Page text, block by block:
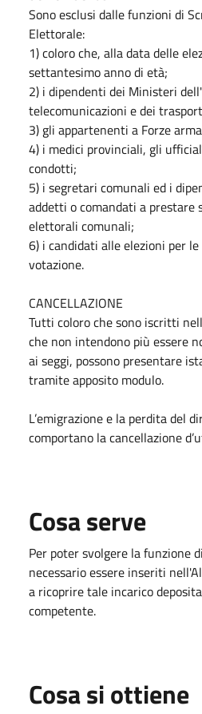
Sono esclusi dalle funzioni di
Elettorale:
1) coloro che, alla data delle
settantesimo anno di età;
2) i dipendenti dei Ministeri
telecomunicazioni e dei
3) gli appartenenti a Forze
4) i medici provinciali, gli
condotti;
5) i segretari comunali ed i
addetti o comandati a prestare
elettorali comunali;
6) i candidati alle elezioni per
votazione.
CANCELLAZIONE
Tutti coloro che sono iscritti
che non intendono più essere
ai seggi, possono presentare
tramite apposito modulo.
L’emigrazione e la perdita del
comportano la cancellazione
Cosa serve
Per poter svolgere la funzione
necessario essere inseriti
a ricoprire tale incarico
competente.
Cosa si ottiene